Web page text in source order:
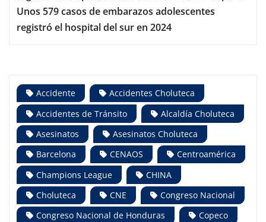
Unos 579 casos de embarazos adolescentes
registró el hospital del sur en 2024
Accidente
Accidentes Choluteca
Accidentes de Tránsito
Alcaldía Choluteca
Asesinatos
Asesinatos Choluteca
Barcelona
CENAOS
Centroamérica
Champions League
CHINA
Choluteca
CNE
Congreso Nacional
Congreso Nacional de Honduras
Copeco